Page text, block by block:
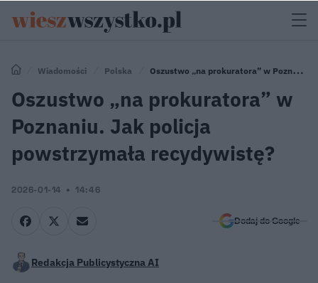
Wiadomości Polska
Oszustwo „na prokuratora” w Poznaniu.
Jak policja powstrzymała recydywistę?
Oszustwo „na prokuratora” w
Poznaniu. Jak policja
powstrzymała recydywistę?
2026-01-14 14:46
Dodaj do Google
Redakcja Publicystyczna AI